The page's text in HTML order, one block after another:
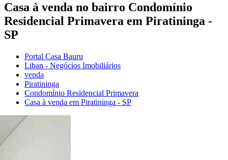
Casa à venda no bairro Condomínio
Residencial Primavera em Piratininga -
SP
Portal Casa Bauru
Liban - Negócios Imobiliários
venda
Piratininga
Condomínio Residencial Primavera
Casa à venda em Piratininga - SP